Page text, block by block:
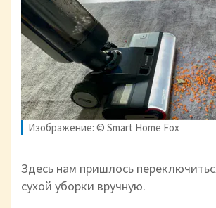
Изображение: © Smart Home Fox
Здесь нам пришлось
сухой уборки вручную.